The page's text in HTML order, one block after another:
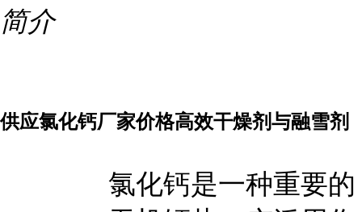
简介
供应氯化钙厂家价格高效干燥剂与融雪剂
氯化钙是一种重要的